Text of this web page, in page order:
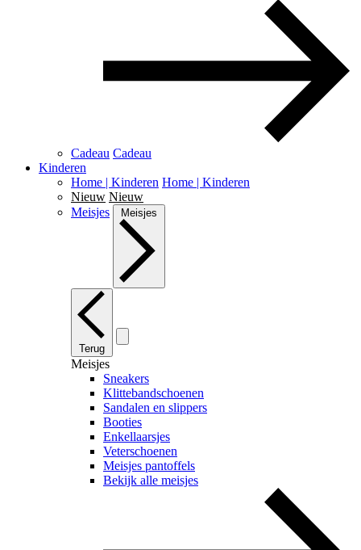
Cadeau Cadeau
Kinderen
Home | Kinderen Home | Kinderen
Nieuw Nieuw
Meisjes
Meisjes
Terug
Meisjes
Sneakers
Klittebandschoenen
Sandalen en slippers
Booties
Enkellaarsjes
Veterschoenen
Meisjes pantoffels
Bekijk alle meisjes